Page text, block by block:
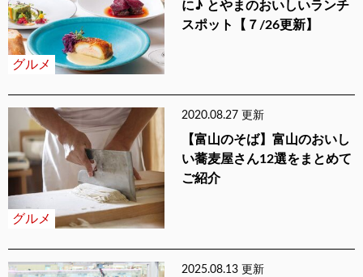
グルメ
に♪ とやまのおいしいランチ
スポット【７/26更新】
グルメ
2020.08.27 更新
【富山のそば】富山のおいし
い蕎麦屋さん12選をまとめて
ご紹介
2025.08.13 更新